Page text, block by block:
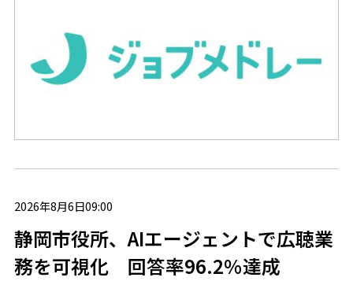
2026年8月6日09:00
静岡市役所、AIエージェントで広聴業
務を可視化 回答率96.2％達成